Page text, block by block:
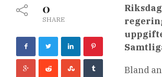
0
SHARE
Bland